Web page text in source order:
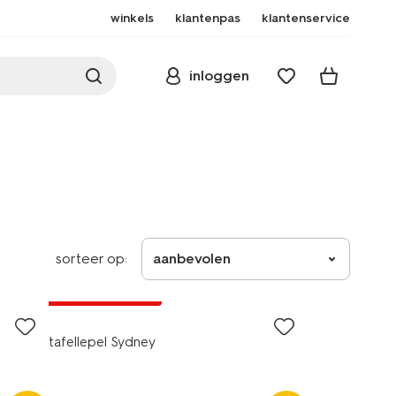
winkels klantenpas klantenservice
inloggen
sorteer op: aanbevolen
tafellepel Sydney